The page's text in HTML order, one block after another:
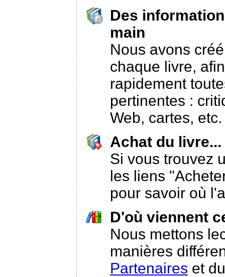
Des
main
Nous avons
chaque livre,
rapidement
pertinentes :
Web, cartes,
Achat du
Si vous trouvez
les liens
pour savoir où
D'où viennent
Nous mettons
manières
Partenaires et